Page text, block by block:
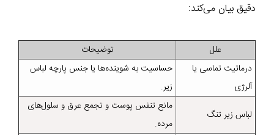
دقیق بیان می‌کند:
علل
توضیحات
درماتیت تماسی یا
آلرژی
حساسیت به شوینده‌ها یا جنس پارچه لباس
زیر.
لباس زیر تنگ
مانع تنفس پوست و تجمع عرق و سلول‌های
مرده.